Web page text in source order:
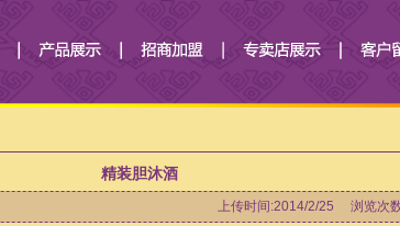
精装胆沐酒
上传时间:2014/2/25 浏览次